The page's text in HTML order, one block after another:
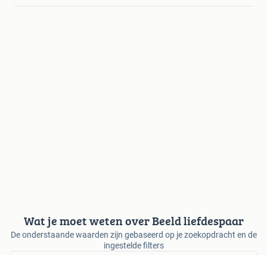
Wat je moet weten over Beeld liefdespaar
De onderstaande waarden zijn gebaseerd op je zoekopdracht en de
ingestelde filters